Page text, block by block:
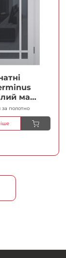
мат
Сатин
за полотно